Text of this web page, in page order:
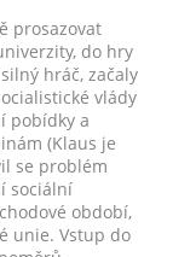
prosazovat
do hry
hráč, začaly
vlády
pobídky a
(Klaus je
se problém
sociální
období,
unie. Vstup do